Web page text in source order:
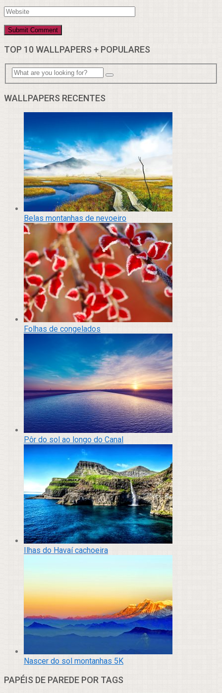
TOP 10 WALLPAPERS + POPULARES
WALLPAPERS RECENTES
Belas montanhas de nevoeiro
Folhas de congelados
Pôr do sol ao longo do Canal
Ilhas do Havaí cachoeira
Nascer do sol montanhas 5K
PAPÉIS DE PAREDE POR TAGS